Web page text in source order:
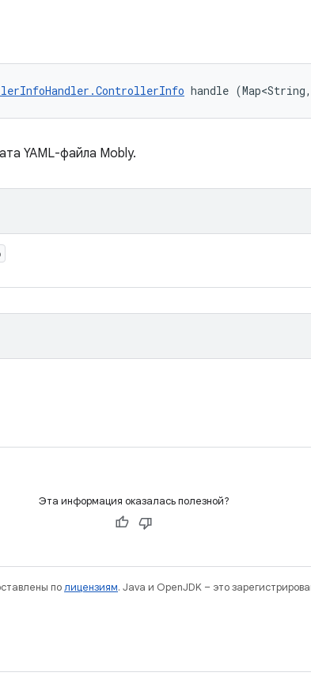
handle
YAML-файла Mobly.
Эта информация оказалась полезной?
полицензиям. Java и OpenJDK – это